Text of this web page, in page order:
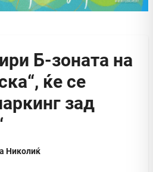
Б-зоната на
ќе се
зад
Николиќ